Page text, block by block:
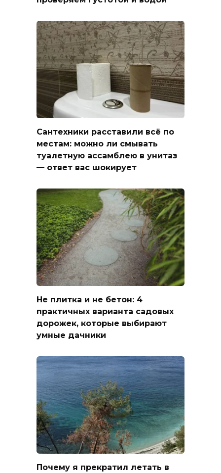
Сантехники расставили всё по
местам: можно ли смывать
туалетную ассамблею в унитаз
— ответ вас шокирует
Не плитка и не бетон: 4
практичных варианта садовых
дорожек, которые выбирают
умные дачники
Почему я прекратил летать в